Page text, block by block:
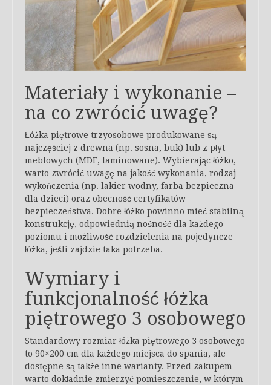
Materiały i wykonanie –
na co zwrócić uwagę?
Łóżka piętrowe trzyosobowe produkowane są
najczęściej z drewna (np. sosna, buk) lub z płyt
meblowych (MDF, laminowane). Wybierając łóżko,
warto zwrócić uwagę na jakość wykonania, rodzaj
wykończenia (np. lakier wodny, farba bezpieczna
dla dzieci) oraz obecność certyfikatów
bezpieczeństwa. Dobre łóżko powinno mieć stabilną
konstrukcję, odpowiednią nośność dla każdego
poziomu i możliwość rozdzielenia na pojedyncze
łóżka, jeśli zajdzie taka potrzeba.
Wymiary i
funkcjonalność łóżka
piętrowego 3 osobowego
Standardowy rozmiar łóżka piętrowego 3 osobowego
to 90×200 cm dla każdego miejsca do spania, ale
dostępne są także inne warianty. Przed zakupem
warto dokładnie zmierzyć pomieszczenie, w którym